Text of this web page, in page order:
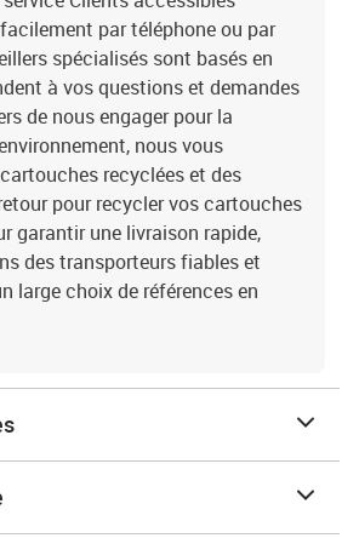
par téléphone ou par
spécialisés sont basés en
à vos questions et demandes
de nous engager pour la
nous vous
recyclées et des
pour recycler vos cartouches
garantir une livraison rapide,
des transporteurs fiables et
large choix de références en